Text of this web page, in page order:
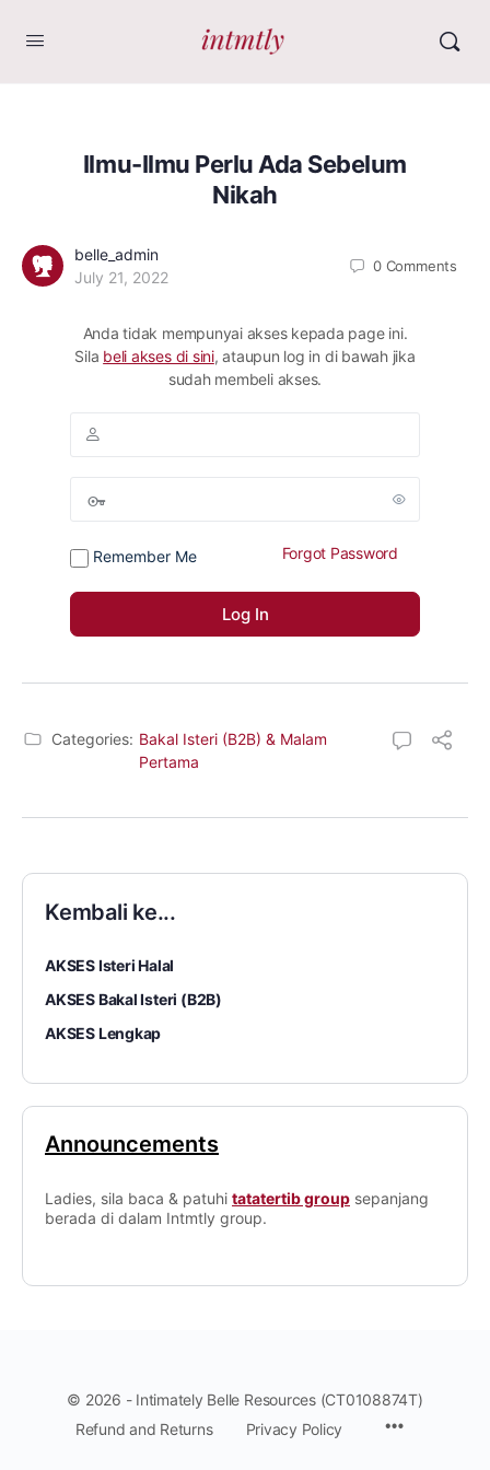
Ilmu-Ilmu Perlu Ada Sebelum
Nikah
belle_admin
July 21, 2022
0 Comments
Anda tidak mempunyai akses kepada page ini.
Sila beli akses di sini, ataupun log in di bawah jika
sudah membeli akses.
Remember Me Forgot Password
Categories: Bakal Isteri (B2B) & Malam
Pertama
Kembali ke...
AKSES Isteri Halal
AKSES Bakal Isteri (B2B)
AKSES Lengkap
Announcements
Ladies, sila baca & patuhi tatatertib group sepanjang
berada di dalam Intmtly group.
© 2026 - Intimately Belle Resources (CT0108874T)
Refund and Returns
Privacy Policy